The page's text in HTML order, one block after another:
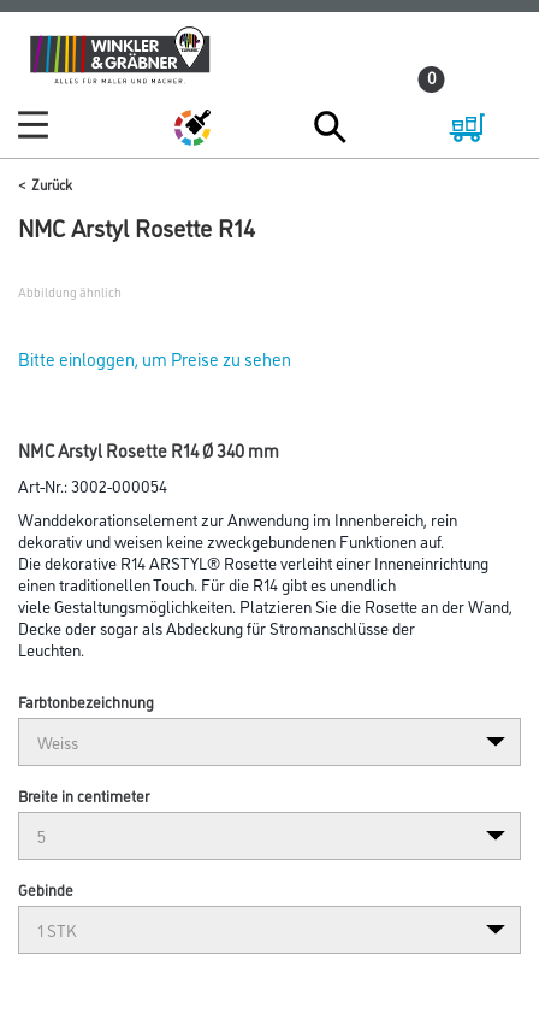
Zum
Inhalt
Zum
Navigationsmenü
0
Zurück
NMC Arstyl Rosette R14
Abbildung ähnlich
Bitte einloggen, um Preise zu sehen
NMC Arstyl Rosette R14 Ø 340 mm
Art-Nr.:3002-000054
Wanddekorationselement zur Anwendung im Innenbereich, rein
dekorativ und weisen keine zweckgebundenen Funktionen auf.
Die dekorative R14 ARSTYL® Rosette verleiht einer Inneneinrichtung
einen traditionellen Touch. Für die R14 gibt es unendlich
viele Gestaltungsmöglichkeiten. Platzieren Sie die Rosette an der Wand,
Decke oder sogar als Abdeckung für Stromanschlüsse der
Leuchten.
Farbtonbezeichnung
Breite in centimeter
Gebinde